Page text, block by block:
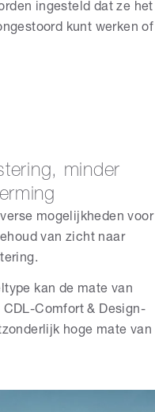
ingesteld dat ze het
kunt werken of
minder
mogelijkheden voor
van zicht naar
kan de mate van
Comfort & Design-
hoge mate van